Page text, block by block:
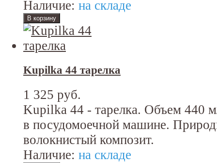
Наличие: на складе
Kupilka 44 тарелка
1 325 руб.
Kupilka 44 - тарелка. Объем 440
в посудомоечной машине.
волокнистый композит.
Наличие: на складе